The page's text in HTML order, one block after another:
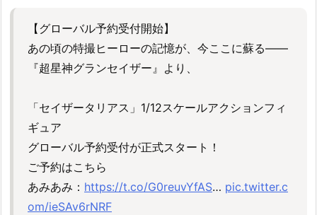
【グローバル予約受付開始】
あの頃の特撮ヒーローの記憶が、今ここに蘇る――
『超星神グランセイザー』より、
「セイザータリアス」1/12スケールアクションフィ
ギュア
グローバル予約受付が正式スタート！
ご予約はこちら
あみあみ： https://t.co/G0reuvYfAS… pic.twitter.c
om/ieSAv6rNRF